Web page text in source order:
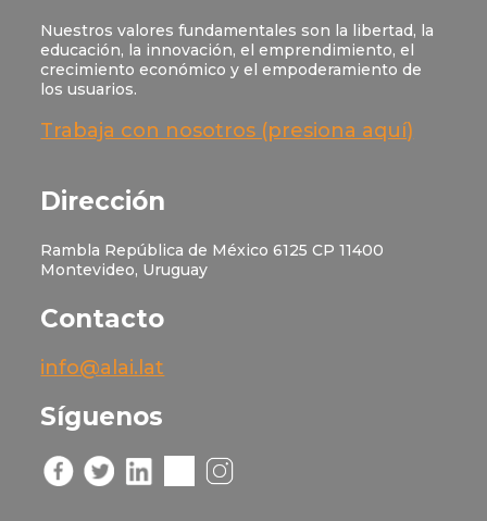
Nuestros valores fundamentales son la libertad, la
educación, la innovación, el emprendimiento, el
crecimiento económico y el empoderamiento de
los usuarios.
Trabaja con nosotros (presiona aquí)
Dirección
Rambla República de México 6125 CP 11400
Montevideo, Uruguay
Contacto
info@alai.lat
Síguenos